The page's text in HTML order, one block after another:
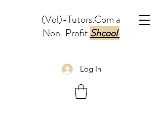
(Vol)-Tutors.Com a
Non-ProfitShcool
Log In